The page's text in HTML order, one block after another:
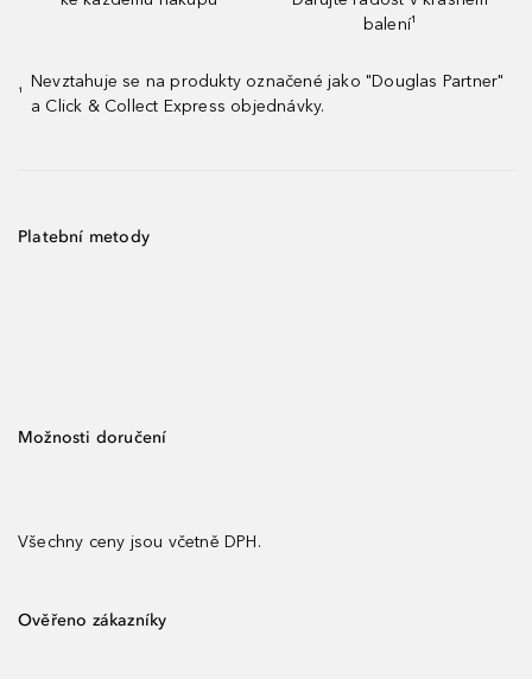
balení¹
¹
Nevztahuje se na produkty označené jako "Douglas Partner"
a Click & Collect Express objednávky.
Platební metody
Možnosti doručení
Všechny ceny jsou včetně DPH.
Ověřeno zákazníky